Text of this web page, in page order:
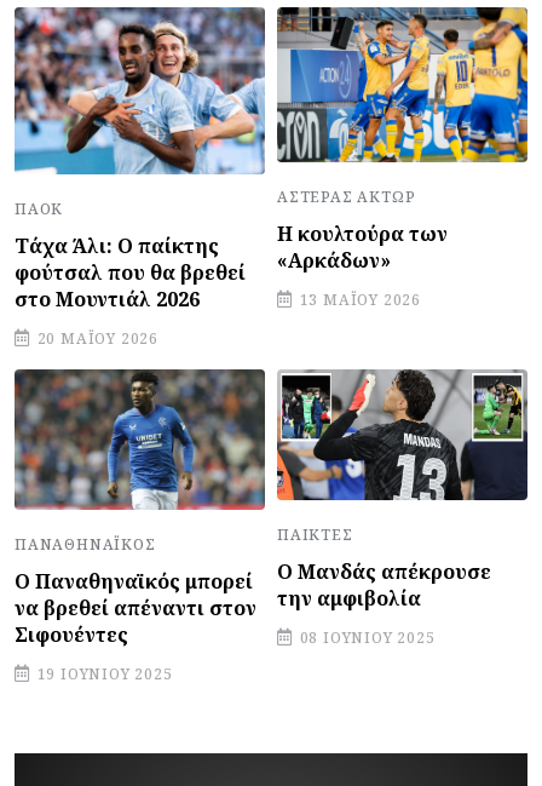
ΠΑΟΚ
Τάχα Άλι: Ο παίκτης
φούτσαλ που θα βρεθεί
στο Μουντιάλ 2026
20 ΜΑΪ́ΟΥ 2026
ΑΣΤΈΡΑΣ ΆΚΤΩΡ
Η κουλτούρα των
«Αρκάδων»
13 ΜΑΪ́ΟΥ 2026
ΠΑΝΑΘΗΝΑΪΚΌΣ
Ο Παναθηναϊκός μπορεί
να βρεθεί απέναντι στον
Σιφουέντες
19 ΙΟΥΝΊΟΥ 2025
ΠΑΊΚΤΕΣ
Ο Μανδάς απέκρουσε
την αμφιβολία
08 ΙΟΥΝΊΟΥ 2025